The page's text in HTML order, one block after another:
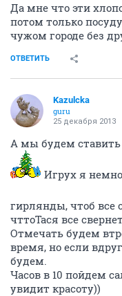
Да мне что эти
потом только
чужом городе без
ОТВЕТИТЬ
Kazulcka
guru
25 декабря 2013
А мы будем
Игрух я
гирлянды, чтоб все
чттоТася все
Отмечать будем
время, но если
будем.
Часов в 10 пойдем
увидит красоту))